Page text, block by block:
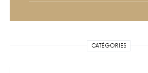
CATÉGORIES